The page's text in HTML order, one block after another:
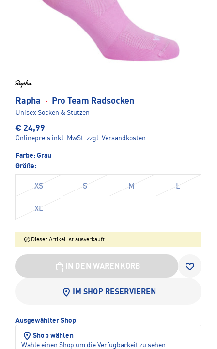
Rapha · Pro Team Radsocken
Unisex Socken & Stutzen
€ 24,99
Onlinepreis inkl. MwSt. zzgl. Versandkosten
Farbe: Grau
Größe:
XS S M L
XL
Dieser Artikel ist ausverkauft
IN DEN WARENKORB
IM SHOP RESERVIEREN
Ausgewählter Shop
Shop wählen
Wähle einen Shop um die Verfügbarkeit zu sehen